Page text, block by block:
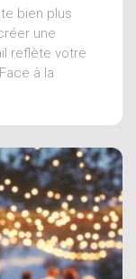
bien plus
une
reflète votre
à la